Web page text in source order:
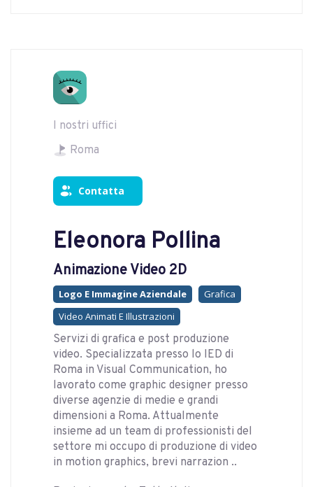
I nostri uffici
Roma
Contatta
Eleonora Pollina
Animazione Video 2D
Logo E Immagine Aziendale
Grafica
Video Animati E Illustrazioni
Servizi di grafica e post produzione
video. Specializzata presso lo IED di
Roma in Visual Communication, ho
lavorato come graphic designer presso
diverse agenzie di medie e grandi
dimensioni a Roma. Attualmente
insieme ad un team di professionisti del
settore mi occupo di produzione di video
in motion graphics, brevi narrazion ..